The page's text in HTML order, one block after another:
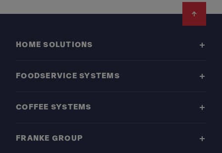
HOME SOLUTIONS
FOODSERVICE SYSTEMS
COFFEE SYSTEMS
FRANKE GROUP